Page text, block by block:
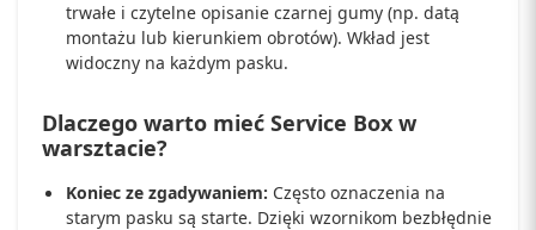
trwałe i czytelne opisanie czarnej gumy (np. datą
montażu lub kierunkiem obrotów). Wkład jest
widoczny na każdym pasku.
Dlaczego warto mieć Service Box w
warsztacie?
Koniec ze zgadywaniem: Często oznaczenia na
starym pasku są starte. Dzięki wzornikom bezbłędnie